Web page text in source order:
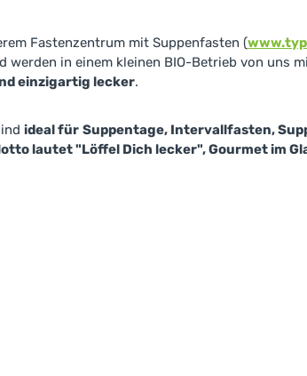
Fastenzentrum mit Suppenfasten (
werden in einem kleinen BIO-Betrieb von uns
einzigartig lecker.
ideal für Suppentage, Intervallfasten,
lautet "Löffel Dich lecker", Gourmet im